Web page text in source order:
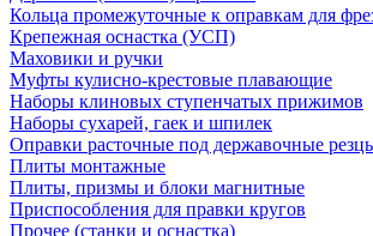
Кольца промежуточные к оправкам для
Крепежная оснастка (УСП)
Маховики и ручки
Муфты кулисно-крестовые плавающие
Наборы клиновых ступенчатых прижимов
Наборы сухарей, гаек и шпилек
Оправки расточные под державочные
Плиты монтажные
Плиты, призмы и блоки магнитные
Приспособления для правки кругов
Прочее (станки и оснастка)